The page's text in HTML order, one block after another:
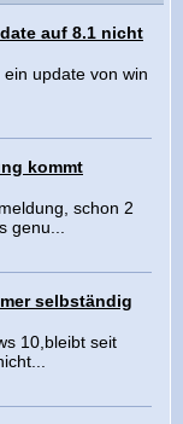
auf 8.1 nicht
update von win
kommt
schon 2
genu...
selbständig
10,bleibt seit